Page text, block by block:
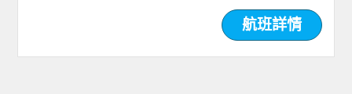
航班詳情